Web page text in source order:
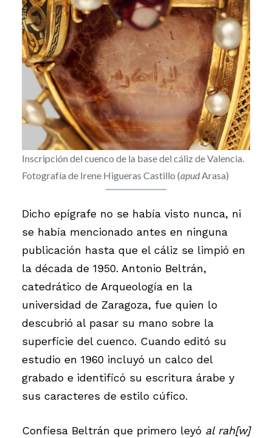
Inscripción del cuenco de la base del cáliz de Valencia.
Fotografía de Irene Higueras Castillo (apudArasa)
Dicho epígrafe no se había visto nunca, ni
se había mencionado antes en ninguna
publicación hasta que el cáliz se limpió en
la década de 1950. Antonio Beltrán,
catedrático de Arqueología en la
universidad de Zaragoza, fue quien lo
descubrió al pasar su mano sobre la
superficie del cuenco. Cuando editó su
estudio en 1960 incluyó un calco del
grabado e identificó su escritura árabe y
sus caracteres de estilo cúfico.
Confiesa Beltrán que primero leyó al rah[w]